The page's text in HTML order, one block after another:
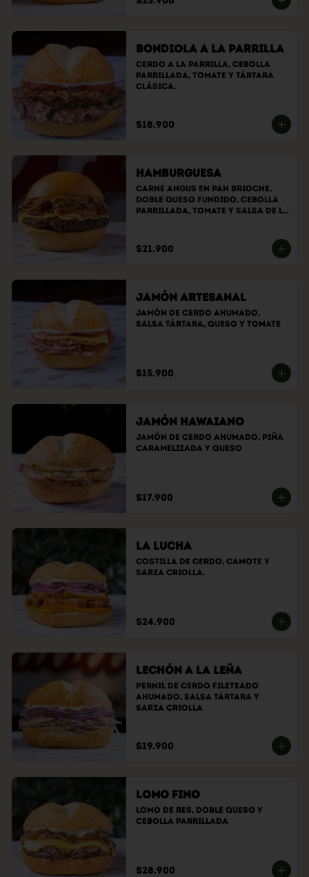
Bondiola a la Parrilla
Cerdo a la parrilla, cebolla
parrillada, tomate y tártara
clásica.
$18.900
Hamburguesa
Carne angus en pan brioche,
doble queso fundido, cebolla
parrillada, tomate y salsa de la
$21.900
Jamón Artesanal
Jamón de cerdo ahumado,
salsa tártara, queso y tomate
$15.900
Jamón Hawaiano
Jamón de cerdo ahumado, piña
caramelizada y queso
$17.900
La Lucha
Costilla de cerdo, camote y
sarza criolla.
$24.900
Lechón a la Leña
Pernil de cerdo fileteado
ahumado, Salsa tártara y
sarza criolla
$19.900
Lomo Fino
Lomo de res, doble queso y
cebolla parrillada
$28.900